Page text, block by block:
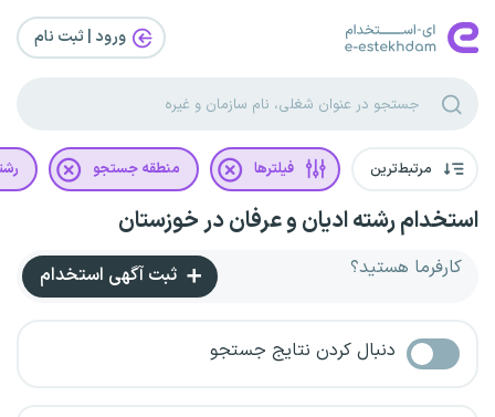
ورود | ثبت‌ نام
مرتبط‌ترین فیلترها منطقه جستجو
استخدام رشته ادیان و عرفان در خوزستان
کارفرما هستید؟ ثبت آگهی استخدام
دنبال کردن نتایج جستجو